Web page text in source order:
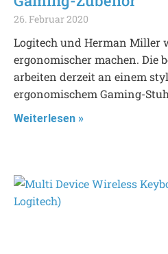
26. Februar 2020
Logitech und Herman Miller
ergonomischer machen. Die
arbeiten derzeit an einem
ergonomischem Gaming-
Weiterlesen »